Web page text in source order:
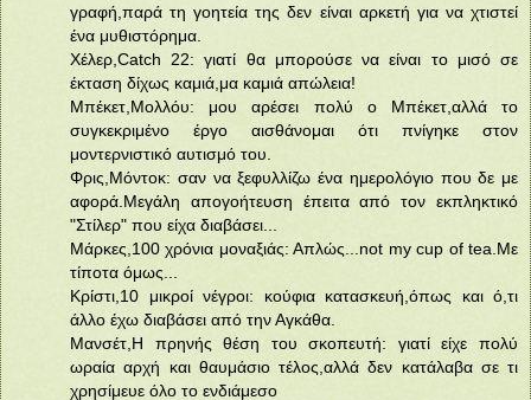
γραφή,παρά τη γοητεία της δεν είναι αρκετή για να χτιστεί
ένα μυθιστόρημα.
Χέλερ,Catch 22: γιατί θα μπορούσε να είναι το μισό σε
έκταση δίχως καμιά,μα καμιά απώλεια!
Μπέκετ,Μολλόυ: μου αρέσει πολύ ο Μπέκετ,αλλά το
συγκεκριμένο έργο αισθάνομαι ότι πνίγηκε στον
μοντερνιστικό αυτισμό του.
Φρις,Μόντοκ: σαν να ξεφυλλίζω ένα ημερολόγιο που δε με
αφορά.Μεγάλη απογοήτευση έπειτα από τον εκπληκτικό
"Στίλερ" που είχα διαβάσει...
Μάρκες,100 χρόνια μοναξιάς: Απλώς...not my cup of tea.Με
τίποτα όμως...
Κρίστι,10 μικροί νέγροι: κούφια κατασκευή,όπως και ό,τι
άλλο έχω διαβάσει από την Αγκάθα.
Μανσέτ,Η πρηνής θέση του σκοπευτή: γιατί είχε πολύ
ωραία αρχή και θαυμάσιο τέλος,αλλά δεν κατάλαβα σε τι
χρησίμευε όλο το ενδιάμεσο